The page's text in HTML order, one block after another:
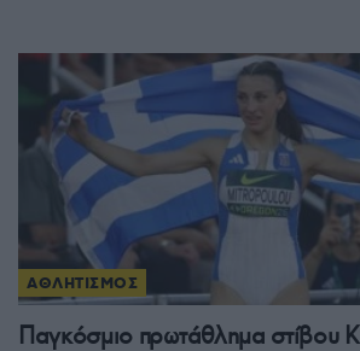
ΑΘΛΗΤΙΣΜΟΣ
Παγκόσμιο πρωτάθλημα στίβου